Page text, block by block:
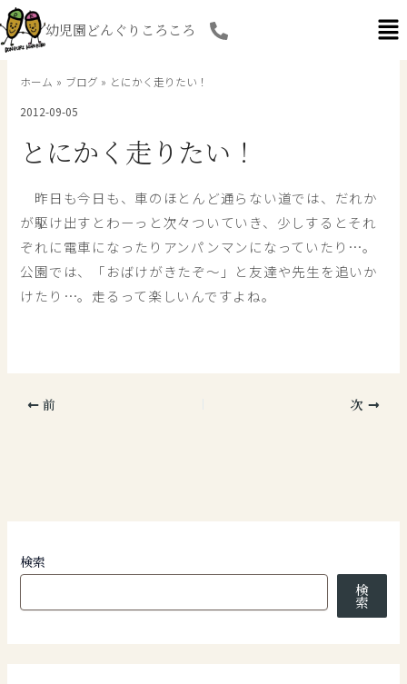
内
容
を
幼児園どんぐりころころ
ホーム ブログ
とにかく走りたい！
2012-09-05
とにかく走りたい！
昨日も今日も、車のほとんど通らない道では、だれか
が駆け出すとわーっと次々ついていき、少しするとそれ
ぞれに電車になったりアンパンマンになっていたり…。
公園では、「おばけがきたぞ～」と友達や先生を追いか
けたり…。走るって楽しいんですよね。
前 次
検索
検
索